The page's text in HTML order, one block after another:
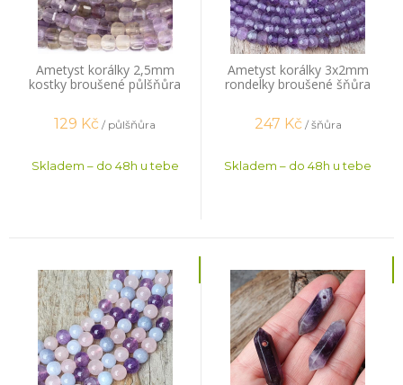
Ametyst korálky 2,5mm
kostky broušené půlšňůra
129 Kč / půlšňůra
Skladem – do 48h u tebe
Ametyst korálky 3x2mm
rondelky broušené šňůra
247 Kč / šňůra
Skladem – do 48h u tebe